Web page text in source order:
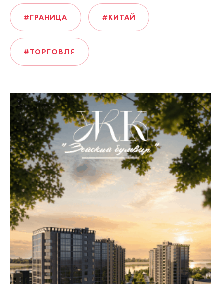
#ГРАНИЦА #КИТАЙ
#ТОРГОВЛЯ